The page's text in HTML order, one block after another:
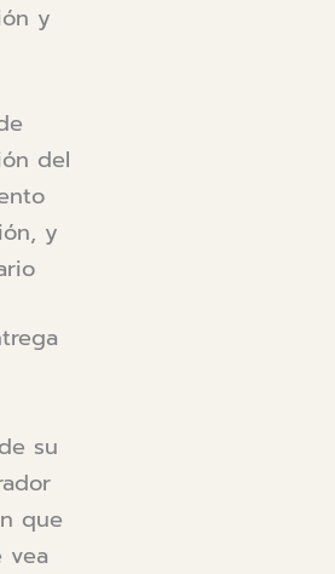
y
del
y
su
que
vea